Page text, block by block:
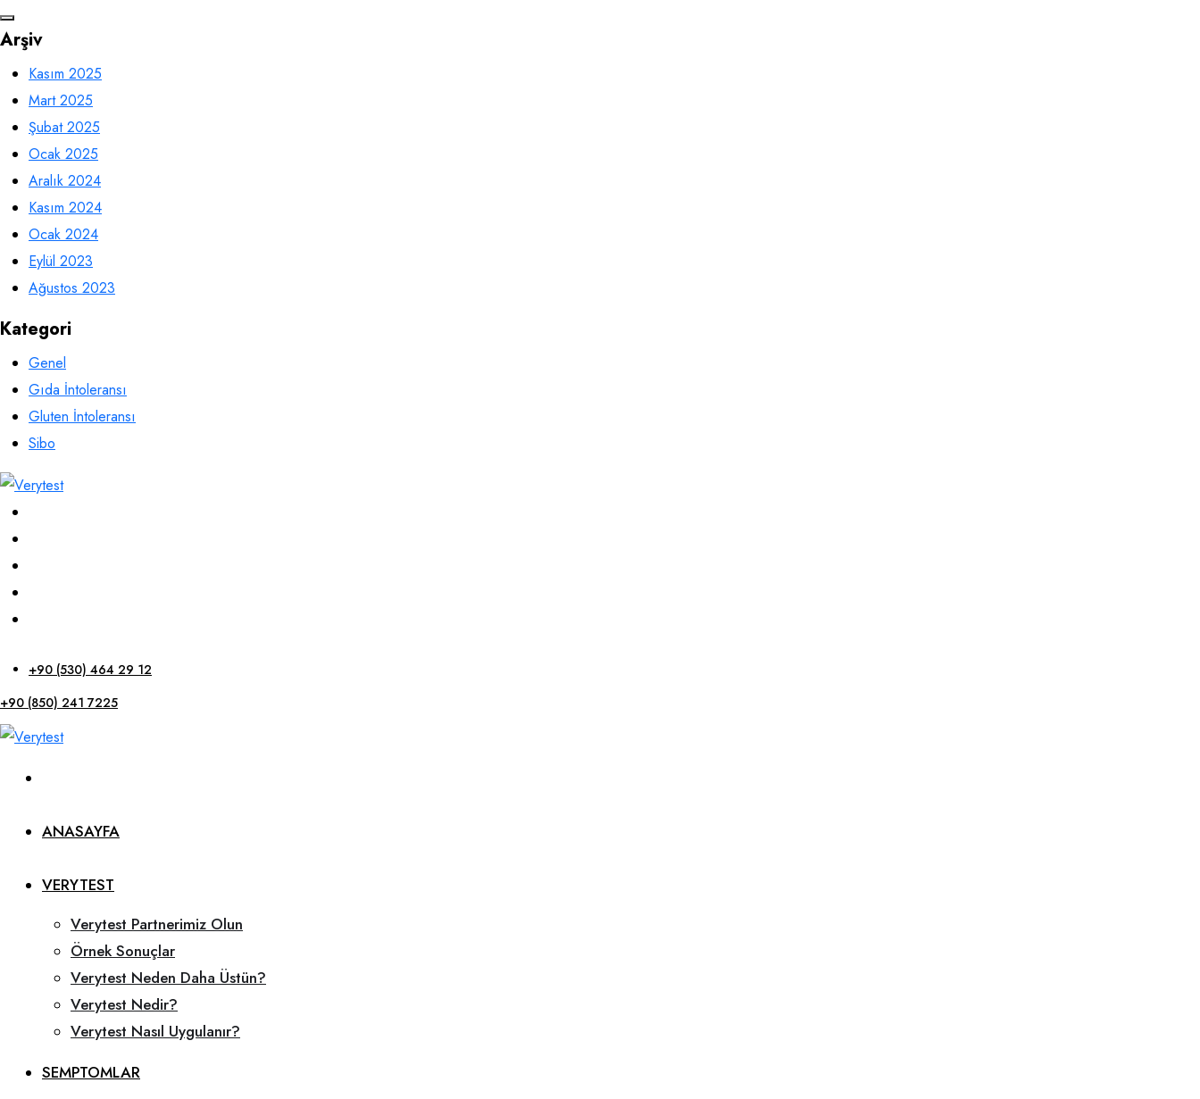
Arşiv
Kasım 2025
Mart 2025
Şubat 2025
Ocak 2025
Aralık 2024
Kasım 2024
Ocak 2024
Eylül 2023
Ağustos 2023
Kategori
Genel
Gıda İntoleransı
Gluten İntoleransı
Sibo
+90 (530) 464 29 12
+90 (850) 241 7225
ANASAYFA
VERYTEST
Verytest Partnerimiz Olun
Örnek Sonuçlar
Verytest Neden Daha Üstün?
Verytest Nedir?
Verytest Nasıl Uygulanır?
SEMPTOMLAR